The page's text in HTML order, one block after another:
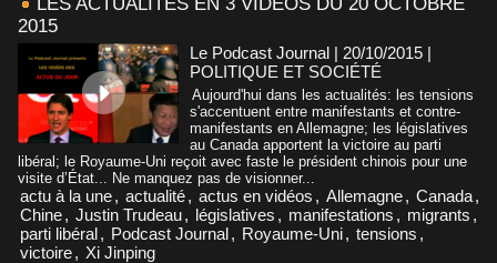
2015
Le Podcast Journal | 20/10/2015 |
POLITIQUE ET SOCIÉTÉ
Aujourd'hui dans les actualités: les tensions
s'accentuent entre manifestants et contre-
manifestants en Allemagne; les législatives
au Canada apportent la victoire au parti
libéral; le Royaume-Uni reçoit avec faste le président chinois pour une
visite d’État... Ne manquez pas de visionner...
actu à la une, actualité, actus en vidéos , Allemagne, Canada,
Chine, Justin Trudeau, législatives , manifestations , migrants ,
parti libéral, Podcast Journal, Royaume-Uni, tensions ,
victoire, Xi Jinping